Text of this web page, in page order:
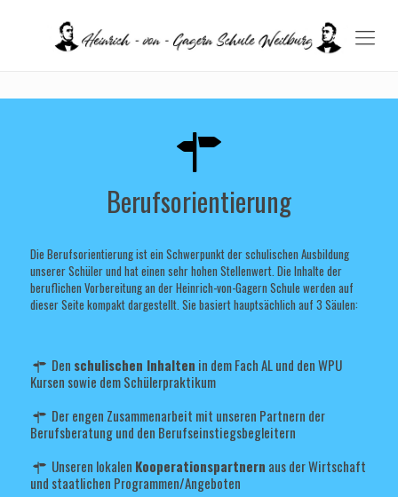
Berufsorientierung
Die Berufsorientierung ist ein Schwerpunkt der schulischen Ausbildung
unserer Schüler und hat einen sehr hohen Stellenwert. Die Inhalte der
beruflichen Vorbereitung an der Heinrich-von-Gagern Schule werden auf
dieser Seite kompakt dargestellt. Sie basiert hauptsächlich auf 3 Säulen:
Den schulischen Inhalten in dem Fach AL und den WPU
Kursen sowie dem Schülerpraktikum
Der engen Zusammenarbeit mit unseren Partnern der
Berufsberatung und den Berufseinstiegsbegleitern
Unseren lokalen Kooperationspartnern aus der Wirtschaft
und staatlichen Programmen/Angeboten